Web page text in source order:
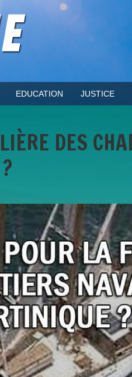
EDUCATION JUSTICE
DES